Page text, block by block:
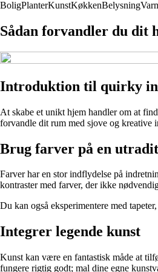
BoligPlanterKunstKøkkenBelysning
Sådan forvandler du
Introduktion til quirky
At skabe et unikt hjem handler om at
forvandle dit rum med sjove og kreative
Brug farver på en
Farver har en stor indflydelse på
kontraster med farver, der ikke
Du kan også eksperimentere med
Integrer legende kunst
Kunst kan være en fantastisk måde at
fungere rigtig godt; mal dine egne